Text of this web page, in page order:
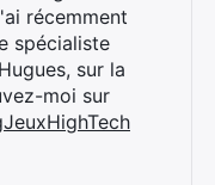
récemment
spécialiste
sur la
moi sur